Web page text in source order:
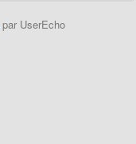
par UserEcho